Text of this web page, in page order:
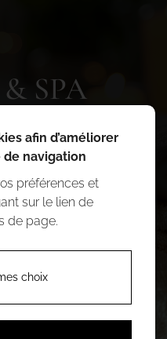
SPA
à votre service
nous
afin d’améliorer
navigation
préférences et
sur le lien de
de page.
choix